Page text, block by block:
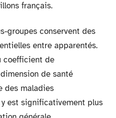
français.
groupes conservent des
entre apparentés.
coefficient de
de santé
des maladies
est significativement plus